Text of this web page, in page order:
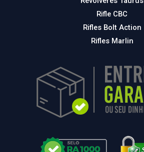
Rifle CBC
Rifles Bolt Action
Rifles Marlin